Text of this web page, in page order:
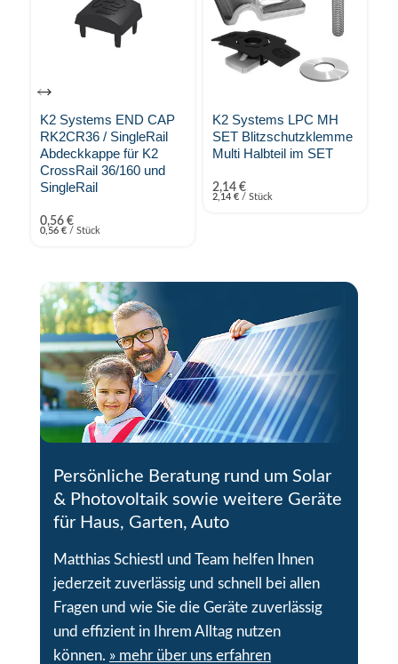
K2 Systems END CAP
RK2CR36 / SingleRail
Abdeckkappe für K2
CrossRail 36/160 und
SingleRail
0,56 €
0,56 € / Stück
K2 Systems LPC MH
SET Blitzschutzklemme
Multi Halbteil im SET
2,14 €
2,14 € / Stück
Persönliche Beratung rund um Solar
& Photovoltaik sowie weitere Geräte
für Haus, Garten, Auto
Matthias Schiestl und Team helfen Ihnen
jederzeit zuverlässig und schnell bei allen
Fragen und wie Sie die Geräte zuverlässig
und effizient in Ihrem Alltag nutzen
können. » mehr über uns erfahren